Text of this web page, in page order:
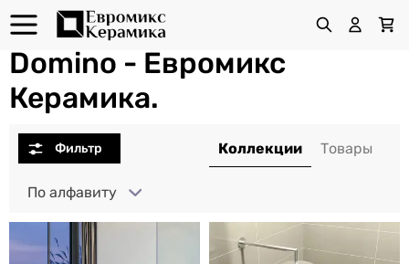
Domino - Евромикс
Керамика.
По алфавиту